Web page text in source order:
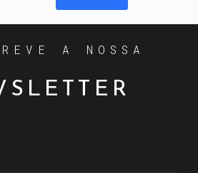
A NOSSA